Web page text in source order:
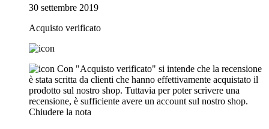
30 settembre 2019
Acquisto verificato
Con "Acquisto verificato" si intende che la recensione
è stata scritta da clienti che hanno effettivamente acquistato il
prodotto sul nostro shop. Tuttavia per poter scrivere una
recensione, è sufficiente avere un account sul nostro shop.
Chiudere la nota